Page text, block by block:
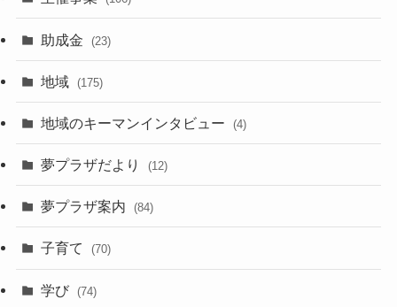
助成金 (23)
地域 (175)
地域のキーマンインタビュー (4)
夢プラザだより (12)
夢プラザ案内 (84)
子育て (70)
学び (74)